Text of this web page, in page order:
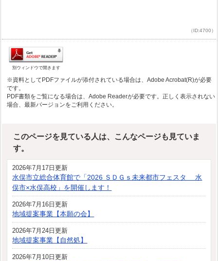
（ID:4700）
別ウィンドウで開きます
※資料としてPDFファイルが添付されている場合は、Adobe Acrobat(R)が必要
です。
PDF書類をご覧になる場合は、Adobe Readerが必要です。正しく表示されない
場合、最新バージョンをご利用ください。
このページを見ている人は、こんなページも見ていま
す。
2026年7月17日更新
水俣市立総合体育館で「2026 ＳＤＧｓ未来都市フェスタ 水
俣市×水俣高校」を開催します！
2026年7月16日更新
地域提案事業【本願の会】
2026年7月24日更新
地域提案事業【自然処】
2026年7月10日更新